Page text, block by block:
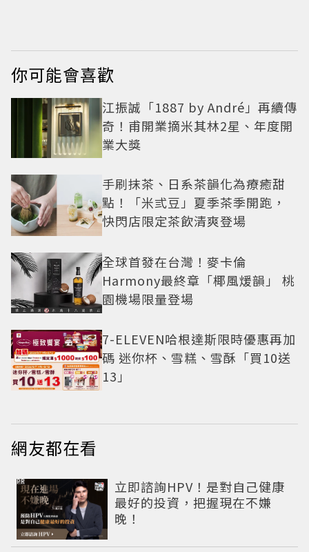
你可能會喜歡
江振誠「1887 by André」再續傳
奇！甫開業摘米其林2星、年度開
業大獎
手刷抹茶、日系茶韻化為療癒甜
點！「米弎豆」夏季茶季開跑，
快閃店限定茶飲清爽登場
全球首發在台灣！麥卡倫
Harmony最終章「椰風煖韻」 桃
園機場限量登場
7-ELEVEN哈根達斯限時優惠再加
碼 迷你杯、雪糕、雪酥「買10送
13」
網友都在看
立即諮詢HPV！是對自己健康
最好的投資，把握現在不嫌
晚！
PR